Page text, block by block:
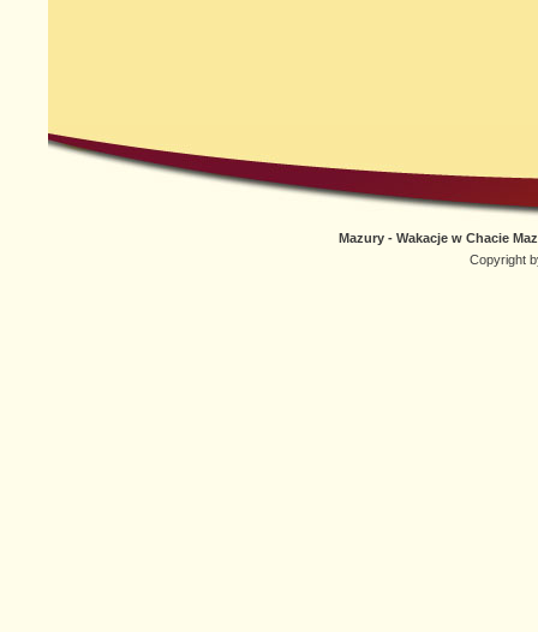
Mazury - Wakacje w Chacie
Copyright